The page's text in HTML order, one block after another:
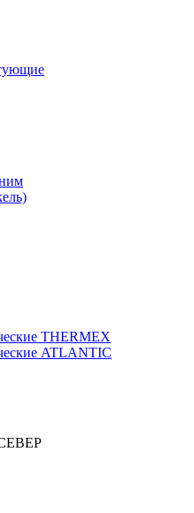
THERMEX
ATLANTIC
СЕВЕР